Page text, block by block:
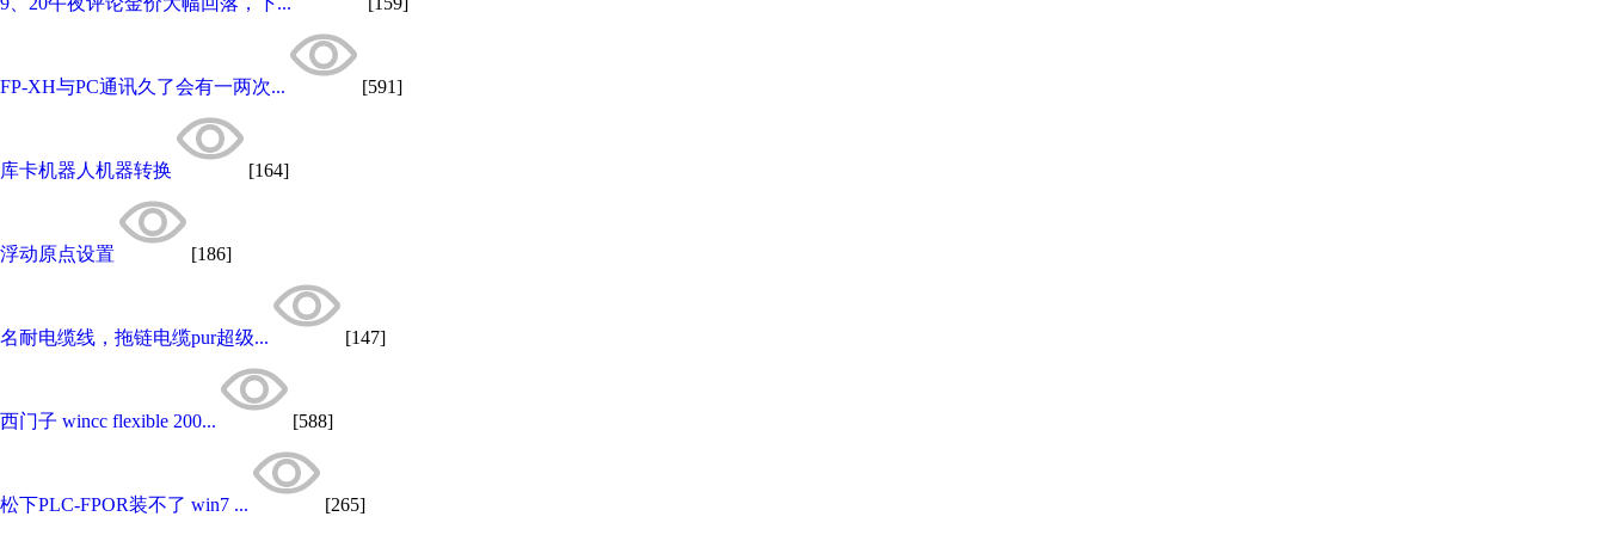
FP-XH与PC通讯久了会有一两次... [591]
库卡机器人机器转换 [164]
浮动原点设置 [186]
名耐电缆线，拖链电缆pur超级... [147]
西门子 wincc flexible 200... [588]
松下PLC-FPOR装不了 win7 ... [265]